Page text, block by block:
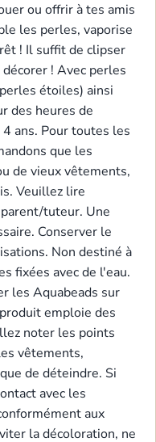
ou offrir à tes amis
les perles, vaporise
! Il suffit de clipser
! Avec perles
étoiles) ainsi
des heures de
ans. Pour toutes les
que les
de vieux vêtements,
Veuillez lire
tuteur. Une
Conserver le
Non destiné à
fixées avec de l'eau.
les Aquabeads sur
emploie des
noter les points
vêtements,
de déteindre. Si
avec les
aux
la décoloration, ne